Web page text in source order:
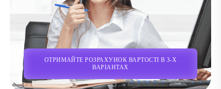
ОТРИМАЙТЕ РОЗРАХУНОК ВАРТОСТІ В 3-Х
ВАРІАНТАХ